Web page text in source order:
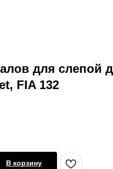
для слепой
FIA 132
В корзину